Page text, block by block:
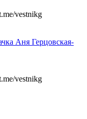
vestnikg
Аня Герцовская-
vestnikg